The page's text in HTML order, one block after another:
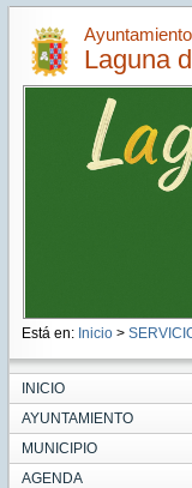
Laguna
Está en: Inicio >
INICIO
AYUNTAMIENTO
MUNICIPIO
AGENDA